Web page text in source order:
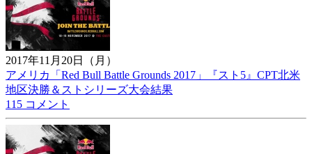
2017年11月20日（月）
アメリカ「Red Bull Battle Grounds 2017」『スト5』CPT北米
地区決勝＆ストシリーズ大会結果
115 コメント